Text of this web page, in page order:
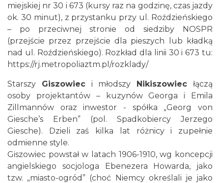
miejskiej nr 30 i 673 (kursy raz na godzinę, czas jazdy
ok. 30 minut), z przystanku przy ul. Roździeńskiego
– po przeciwnej stronie od siedziby NOSPR
(przejście przez przejście dla pieszych lub kładką
nad ul. Roździeńskiego). Rozkład dla linii 30 i 673 tu:
https://rj.metropoliaztm.pl/rozklady/
Starszy Giszowiec i młodszy Nikiszowiec
łączą
osoby projektantów – kuzynów Georga i Emila
Zillmannów oraz inwestor - spółka „Georg von
Giesche’s Erben” (pol. Spadkobiercy Jerzego
Giesche). Dzieli zaś kilka lat różnicy i zupełnie
odmienne style.
Giszowiec powstał w latach 1906-1910, wg koncepcji
angielskiego socjologa Ebenezera Howarda, jako
tzw. „miasto-ogród” (choć Niemcy określali je jako